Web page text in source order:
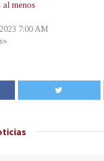
al menos
7:00 AM